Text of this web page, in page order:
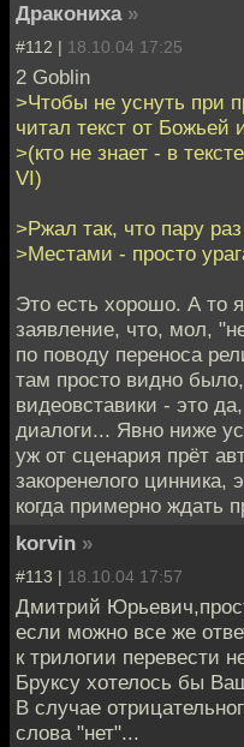
Дракониха »
#112 | 18.10.04 17:25
2 Goblin
>Чтобы не уснуть при
читал текст от Божьей
>(кто не знает - в
VI)
>Ржал так, что пару
>Местами - просто
Это есть хорошо. А то
заявление, что, мол,
по поводу переноса
там просто видно
видеовставики - это
диалоги... Явно ниже
уж от сценария прёт
закоренелого цинника,
когда примерно ждать
korvin »
#113 | 18.10.04 17:57
Дмитрий
если можно все же
к трилогии перевести
Бруксу хотелось бы
В случае
слова "нет"...